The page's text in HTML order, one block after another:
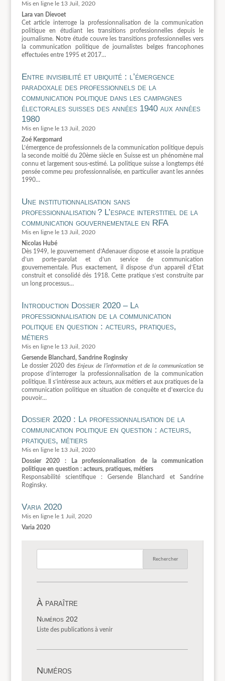
13 Juil, 2020
Lara van Dievoet
Cet article interroge la professionnalisation de la communication
politique en étudiant les transitions professionnelles depuis le
journalisme. Notre étude couvre les transitions professionnelles vers
la communication politique de journalistes belges francophones
effectuées entre 1995 et 2017…
Entre invisibilité et ubiquité : l’émergence
paradoxale des professionnels de la
communication politique dans les campagnes
électorales suisses des années 1940 aux années
1980
13 Juil, 2020
Zoé Kergomard
L’émergence de professionnels de la communication politique depuis
la seconde moitié du 20ème siècle en Suisse est un phénomène mal
connu et largement sous-estimé. La politique suisse a longtemps été
pensée comme peu professionnalisée, en particulier avant les années
1990…
Une institutionnalisation sans
professionnalisation ? L’espace interstitiel de la
communication gouvernementale en RFA
13 Juil, 2020
Nicolas Hubé
Dès 1949, le gouvernement d’Adenauer dispose et assoie la pratique
d’un porte-parolat et d’un service de communication
gouvernementale. Plus exactement, il dispose d’un appareil d’Etat
construit et consolidé dès 1918. Cette pratique s’est construite par
un long processus…
Introduction Dossier 2020 – La
professionnalisation de la communication
politique en question : acteurs, pratiques,
métiers
13 Juil, 2020
Gersende Blanchard, Sandrine Roginsky
Le dossier 2020 des Enjeux de l’information et de la communication se
propose d’interroger la professionnalisation de la communication
politique. Il s’intéresse aux acteurs, aux métiers et aux pratiques de la
communication politique en situation de conquête et d’exercice du
pouvoir…
Dossier 2020 : La professionnalisation de la
communication politique en question : acteurs,
pratiques, métiers
13 Juil, 2020
Dossier 2020 : La professionnalisation de la communication
politique en question : acteurs, pratiques, métiers
Responsabilité scientifique : Gersende Blanchard et Sandrine
Roginsky.
Varia 2020
1 Juil, 2020
Varia 2020
À paraître
Numéros 202
Liste des publications à venir
Numéros